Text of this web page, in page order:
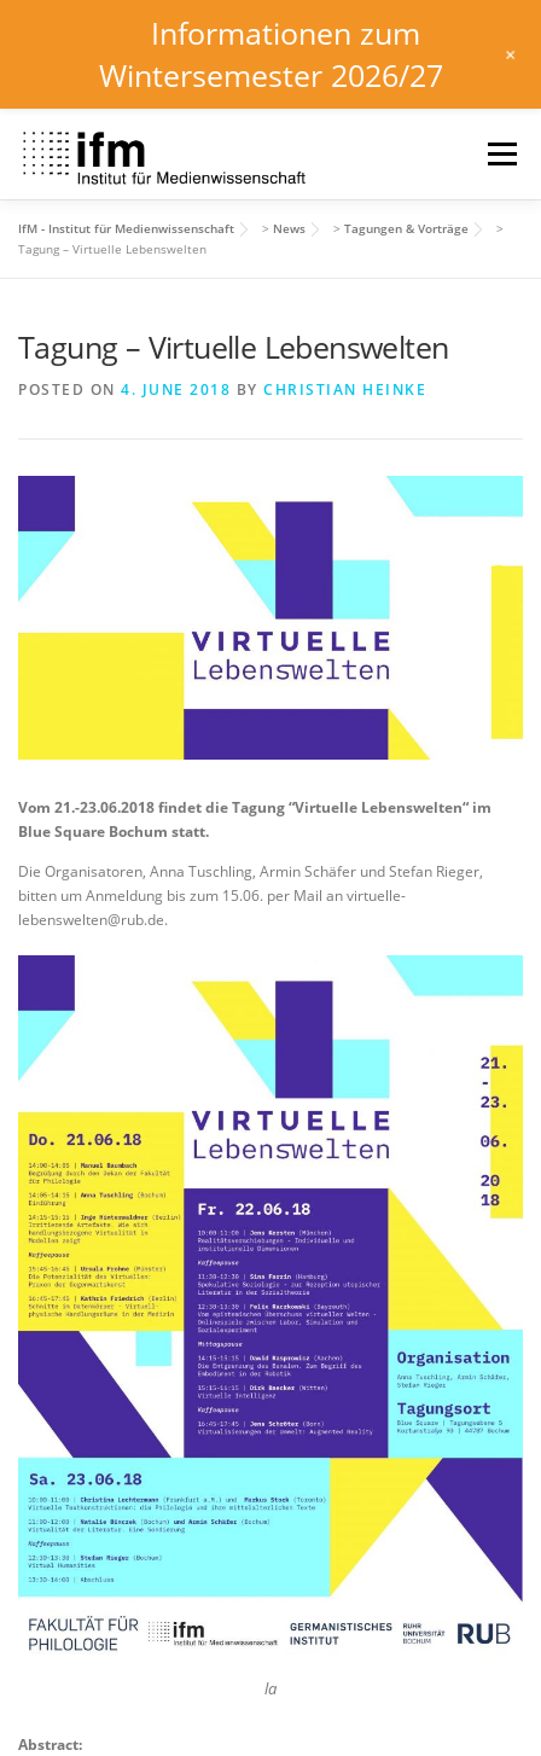
content
Menu
HOME NEWS
FORSCHUNG DOWNLOADS
IfM - Institut für Medienwissenschaft > News > Tagungen & Vorträge
>
Tagung – Virtuelle Lebenswelten
Tagung – Virtuelle Lebenswelten
POSTED ON 4. JUNE 2018 BY CHRISTIAN HEINKE
Vom 21.-23.06.2018 findet die Tagung “Virtuelle Lebenswelten“ im
Blue Square Bochum statt.
Die Organisatoren, Anna Tuschling, Armin Schäfer und Stefan Rieger,
bitten um Anmeldung bis zum 15.06. per Mail an virtuelle-
lebenswelten@rub.de.
la
Abstract:
Informationen zum
Wintersemester 2026/27
+